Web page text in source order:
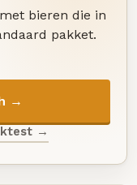
bieren die in
pakket.
→
→